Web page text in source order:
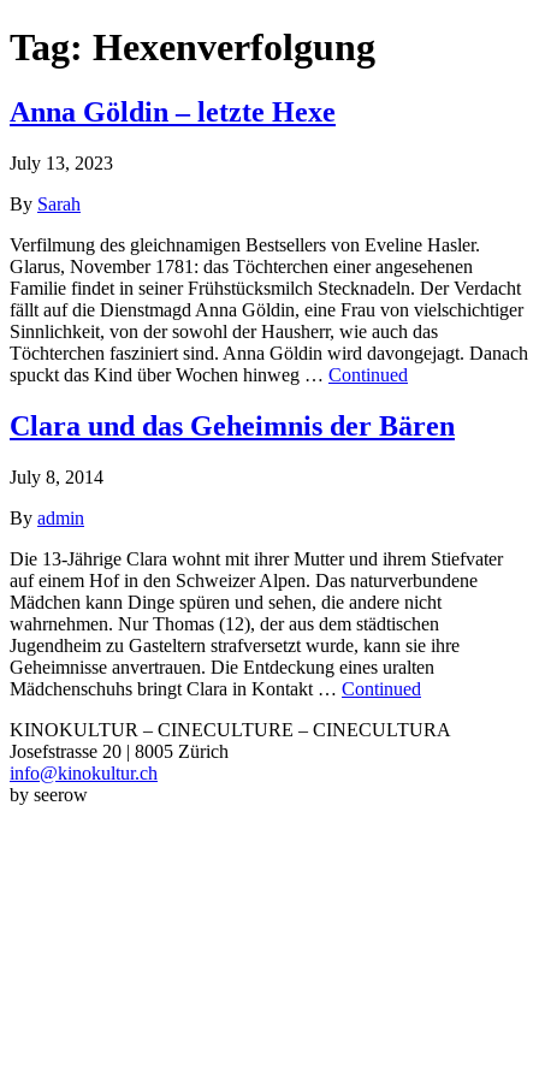
Tag: Hexenverfolgung
Anna Göldin – letzte Hexe
July 13, 2023
By Sarah
Verfilmung des gleichnamigen Bestsellers von Eveline Hasler.
Glarus, November 1781: das Töchterchen einer angesehenen
Familie findet in seiner Frühstücksmilch Stecknadeln. Der Verdacht
fällt auf die Dienstmagd Anna Göldin, eine Frau von vielschichtiger
Sinnlichkeit, von der sowohl der Hausherr, wie auch das
Töchterchen fasziniert sind. Anna Göldin wird davongejagt. Danach
spuckt das Kind über Wochen hinweg … Continued
Clara und das Geheimnis der Bären
July 8, 2014
By admin
Die 13-Jährige Clara wohnt mit ihrer Mutter und ihrem Stiefvater
auf einem Hof in den Schweizer Alpen. Das naturverbundene
Mädchen kann Dinge spüren und sehen, die andere nicht
wahrnehmen. Nur Thomas (12), der aus dem städtischen
Jugendheim zu Gasteltern strafversetzt wurde, kann sie ihre
Geheimnisse anvertrauen. Die Entdeckung eines uralten
Mädchenschuhs bringt Clara in Kontakt … Continued
KINOKULTUR – CINECULTURE – CINECULTURA
Josefstrasse 20 | 8005 Zürich
info@kinokultur.ch
by seerow